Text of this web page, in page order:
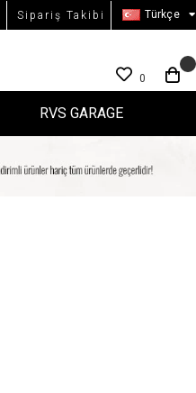
Sipariş Takibi Türkçe
0
RVS GARAGE